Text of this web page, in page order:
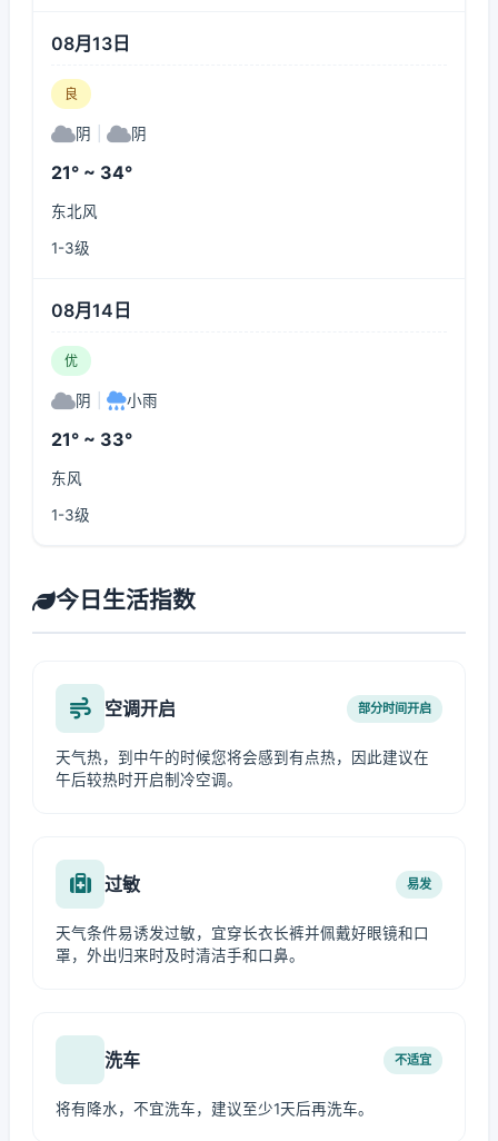
08月13日
良
阴 阴
21° ~ 34°
东北风
1-3级
08月14日
优
阴 小雨
21° ~ 33°
东风
1-3级
今日生活指数
空调开启 部分时间开启
天气热，到中午的时候您将会感到有点热，因此建议在
午后较热时开启制冷空调。
过敏 易发
天气条件易诱发过敏，宜穿长衣长裤并佩戴好眼镜和口
罩，外出归来时及时清洁手和口鼻。
洗车 不适宜
将有降水，不宜洗车，建议至少1天后再洗车。